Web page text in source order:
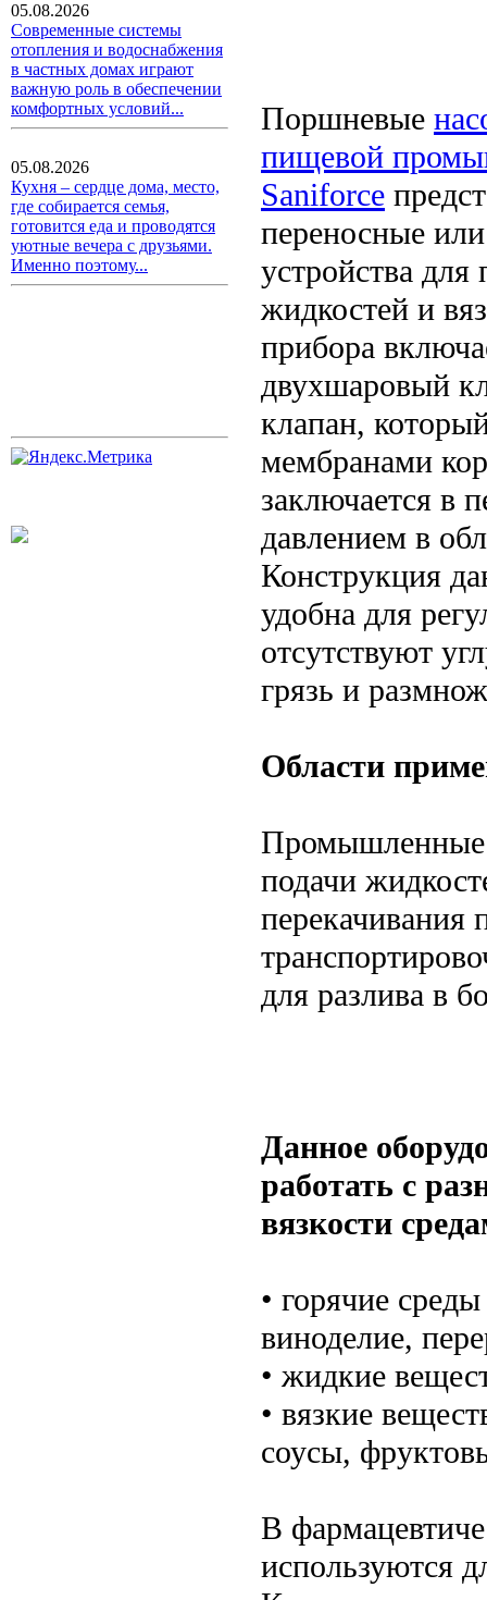
05.08.2026
Современные системы
отопления и водоснабжения
в частных домах играют
важную роль в обеспечении
комфортных условий...
05.08.2026
Кухня – сердце дома, место,
где собирается семья,
готовится еда и проводятся
уютные вечера с друзьями.
Именно поэтому...
Поршневые
пищевой
Saniforce
переносные
устройства для
жидкостей и
прибора
двухшаровый
клапан,
мембранами
заключается в
давлением в
Конструкция
удобна для
отсутствуют
грязь и
Области
подачи
перекачивания
для разлива в
Данное
работать с
вязкости
• горячие
виноделие,
• жидкие
• вязкие
соусы,
В
используются